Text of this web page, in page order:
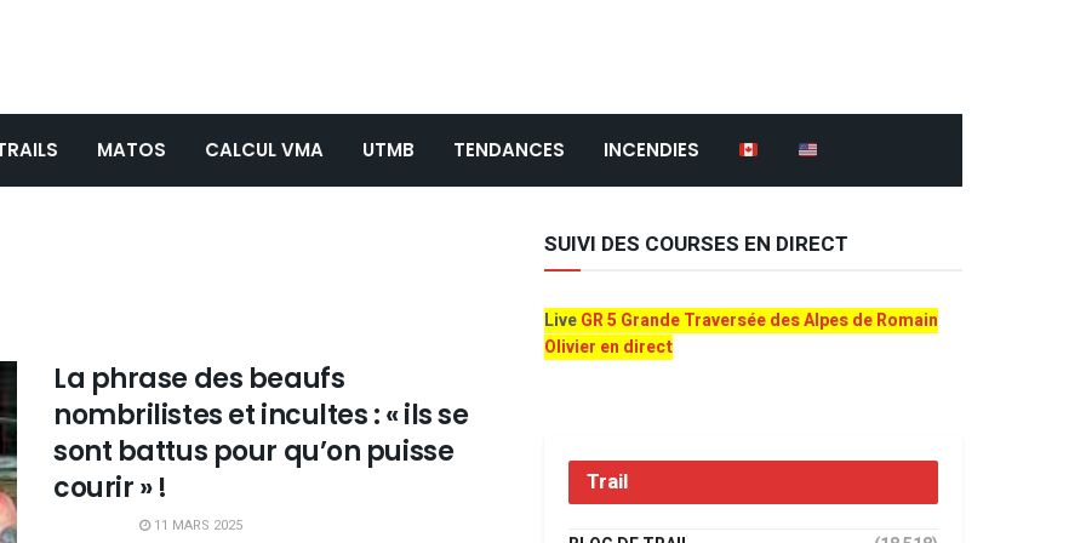
MATOS CALCUL VMA UTMB TENDANCES INCENDIES
La phrase des beaufs
nombrilistes et incultes : « ils se
sont battus pour qu’on puisse
courir » !
11 MARS 2025
SUIVI DES COURSES EN DIRECT
LiveGR 5 Grande Traversée des Alpes de Romain
Olivier en direct
Trail